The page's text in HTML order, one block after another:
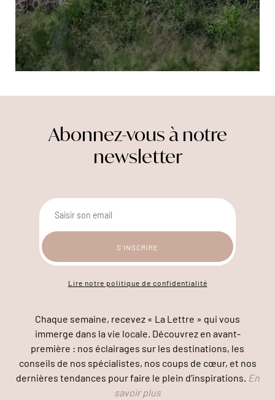
Abonnez-vous à notre
newsletter
Lire notre politique de confidentialité
Chaque semaine, recevez « La Lettre » qui vous
immerge dans la vie locale. Découvrez en avant-
première : nos éclairages sur les destinations, les
conseils de nos spécialistes, nos coups de cœur, et nos
dernières tendances pour faire le plein d’inspirations. En
savoir plus